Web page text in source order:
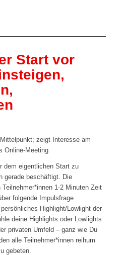
Start vor
zeigt Interesse am
Online-Meeting
dem eigentlichen Start zu
gerade beschäftigt. Die
1-2 Minuten Zeit
folgende Impulsfrage
Highlight/Lowlight der
deine Highlights oder Lowlights
privaten Umfeld – ganz wie Du
alle Teilnehmer*innen reihum
gebeten.